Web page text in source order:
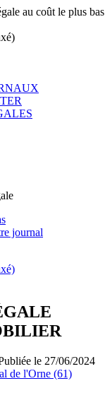
au coût le plus bas
journal
le 27/06/2024
de l'Orne (61)